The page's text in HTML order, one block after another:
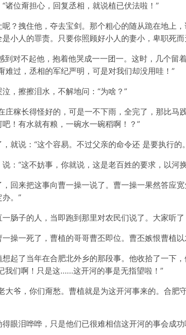
诸位甭担心，回复丞相，就说植已伏法啦！”
？拽住他，夺去宝剑。那个粗心的随从跪在地上
是小人的罪责。只要你照顾好小人的妻小，卑职死而
到对不起他，抱着他哭成一一团一。这时，几个留
难过，丞相的军纪严明，可是对我们却没用哇！”
，擦擦泪水，不解地问：“为啥？”
庄稼长得怪好的，可是一不下雨，全完了，那比
！有水就有粮，一碗水一碗稻啊！？”
就说：“这个容易。不过父亲的命令还 是要执行的
：“这不妨事，你就说，这是老百姓的要求，以河
回来把这事向曹一操一说了。曹一操一果然答应
。”
肠子的人，当即跑到那里对农民们说了。大家听
操一死了，曹植的哥哥曹丕即位。曹丕嫉恨曹植
起了当年在合肥北外乡的那段事。他收拾了一下
我们啊！只是这……这开河的事是无指望啦！”
大爷，你们甭愁。曹植就是为这开河事来的。合
眼泪哗哗，只是他们已很难相信这开河的事会成